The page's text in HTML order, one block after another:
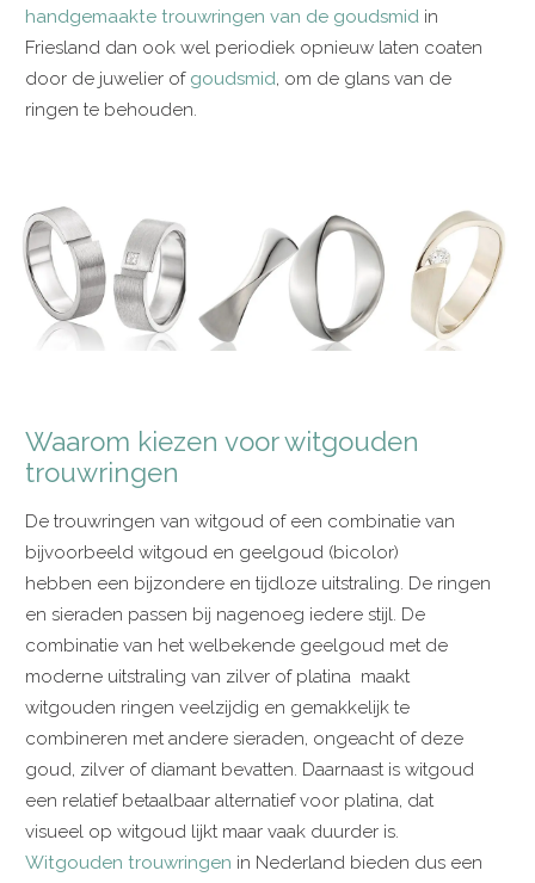
handgemaakte trouwringen van de goudsmid in
Friesland dan ook wel periodiek opnieuw laten coaten
door de juwelier of goudsmid, om de glans van de
ringen te behouden.
Waarom kiezen voor witgouden
trouwringen
De trouwringen van witgoud of een combinatie van
bijvoorbeeld witgoud en geelgoud (bicolor)
hebben een bijzondere en tijdloze uitstraling. De ringen
en sieraden passen bij nagenoeg iedere stijl. De
combinatie van het welbekende geelgoud met de
moderne uitstraling van zilver of platina maakt
witgouden ringen veelzijdig en gemakkelijk te
combineren met andere sieraden, ongeacht of deze
goud, zilver of diamant bevatten. Daarnaast is witgoud
een relatief betaalbaar alternatief voor platina, dat
visueel op witgoud lijkt maar vaak duurder is.
Witgouden trouwringen in Nederland bieden dus een